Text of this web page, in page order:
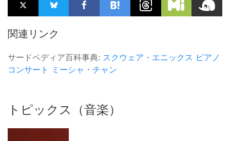
関連リンク
サードペディア百科事典: スクウェア・エニックス ピアノ
コンサート
ミーシャ・チャン
トピックス（音楽）